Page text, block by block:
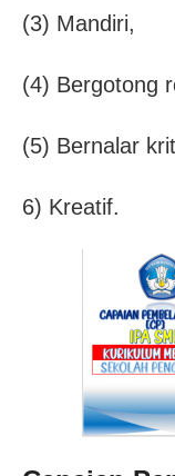
(3) Mandiri,
(4) Bergotong
(5) Bernalar
6) Kreatif.